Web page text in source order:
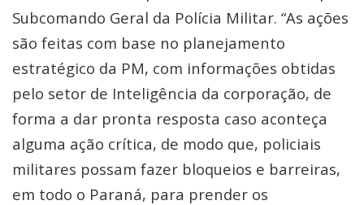
Subcomando Geral da Polícia Militar. “As ações
são feitas com base no planejamento
estratégico da PM, com informações obtidas
pelo setor de Inteligência da corporação, de
forma a dar pronta resposta caso aconteça
alguma ação crítica, de modo que, policiais
militares possam fazer bloqueios e barreiras,
em todo o Paraná, para prender os